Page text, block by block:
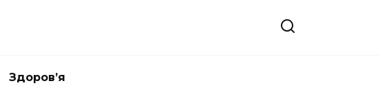
Здоров’я